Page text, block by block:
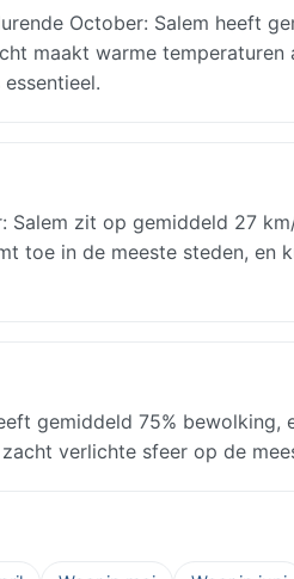
October: Salem heeft
maakt warme temperaturen
zit op gemiddeld 27
toe in de meeste steden, en
gemiddeld 75% bewolking,
verlichte sfeer op de